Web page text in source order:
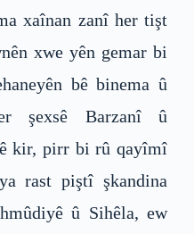
xaînan zanî her tişt
xwe yên gemar bi
bê binema û
şexsê Barzanî û
kir, pirr bi rû qayîmî
rast piştî şkandina
û Sihêla, ew